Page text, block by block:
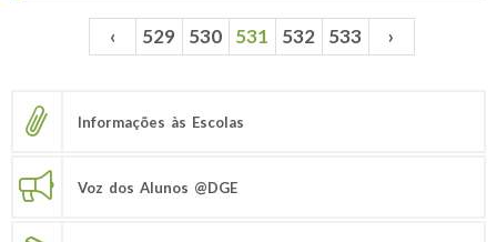
Páginas ‹ 529 530 531 532 533 ›
Informações às Escolas
Voz dos Alunos @DGE